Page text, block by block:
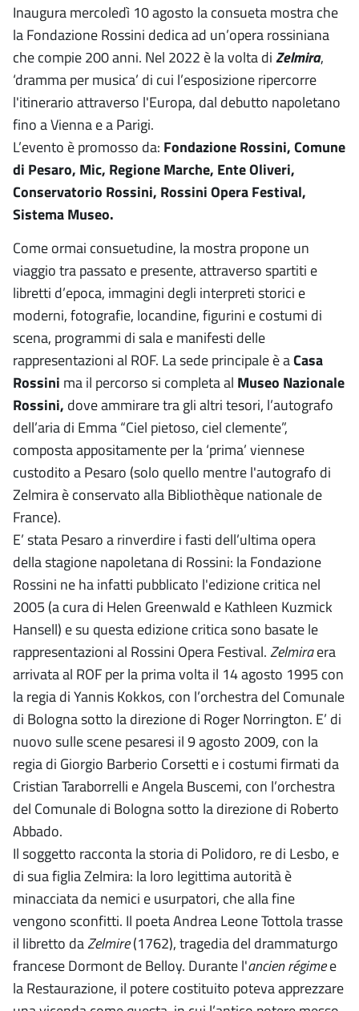
Inaugura mercoledì 10 agosto la consueta mostra che
la Fondazione Rossini dedica ad un’opera rossiniana
che compie 200 anni. Nel 2022 è la volta diZelmira,
‘dramma per musica’ di cui l’esposizione ripercorre
l'itinerario attraverso l'Europa, dal debutto napoletano
fino a Vienna e a Parigi.
L’evento è promosso da: Fondazione Rossini, Comune
di Pesaro, Mic, Regione Marche, Ente Oliveri,
Conservatorio Rossini, Rossini Opera Festival,
Sistema Museo.
Come ormai consuetudine, la mostra propone un
viaggio tra passato e presente, attraverso spartiti e
libretti d’epoca, immagini degli interpreti storici e
moderni, fotografie, locandine, figurini e costumi di
scena, programmi di sala e manifesti delle
rappresentazioni al ROF. La sede principale è aCasa
Rossini ma il percorso si completa al Museo Nazionale
Rossini, dove ammirare tra gli altri tesori, l’autografo
dell’aria di Emma “Ciel pietoso, ciel clemente”,
composta appositamente per la ‘prima’ viennese
custodito a Pesaro (solo quello mentre l'autografo di
Zelmira è conservato alla Bibliothèque nationale de
France).
E’ stata Pesaro a rinverdire i fasti dell’ultima opera
della stagione napoletana di Rossini: la Fondazione
Rossini ne ha infatti pubblicato l'edizione critica nel
2005 (a cura di Helen Greenwald e Kathleen Kuzmick
Hansell) e su questa edizione critica sono basate le
rappresentazioni al Rossini Opera Festival.Zelmiraera
arrivata al ROF per la prima volta il 14 agosto 1995 con
la regia di Yannis Kokkos, con l’orchestra del Comunale
di Bologna sotto la direzione di Roger Norrington. E’ di
nuovo sulle scene pesaresi il 9 agosto 2009, con la
regia di Giorgio Barberio Corsetti e i costumi firmati da
Cristian Taraborrelli e Angela Buscemi, con l’orchestra
del Comunale di Bologna sotto la direzione di Roberto
Abbado.
Il soggetto racconta la storia di Polidoro, re di Lesbo, e
di sua figlia Zelmira: la loro legittima autorità è
minacciata da nemici e usurpatori, che alla fine
vengono sconfitti. Il poeta Andrea Leone Tottola trasse
il libretto daZelmire(1762), tragedia del drammaturgo
francese Dormont de Belloy. Durante l'ancien régimee
la Restaurazione, il potere costituito poteva apprezzare